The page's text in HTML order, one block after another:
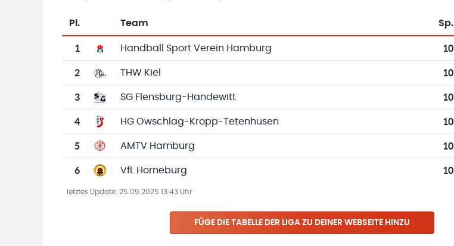
Tabelle mit Vereinsplatzierungen, Spielen, Toren und Punkten
Pl. Team Sp.
1 Handball Sport Verein Hamburg 10
2 THW Kiel 10
3 SG Flensburg-Handewitt 10
4 HG Owschlag-Kropp-Tetenhusen 10
5 AMTV Hamburg 10
6 VfL Horneburg 10
letztes Update: 25.09.2025 13:43 Uhr
FÜGE DIE TABELLE DER LIGA ZU DEINER WEBSEITE HINZU